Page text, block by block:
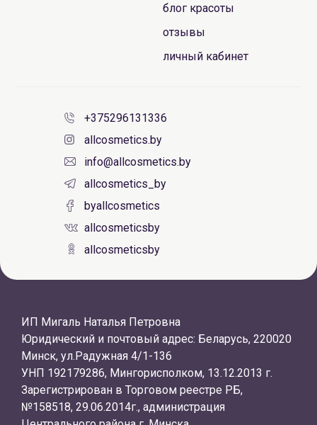
блог красоты
отзывы
личный кабинет
+375296131336
allcosmetics.by
info@allcosmetics.by
allcosmetics_by
byallcosmetics
allcosmeticsby
allcosmeticsby
ИП Мигаль Наталья Петровна
Юридический и почтовый адрес: Беларусь, 220020
Минск, ул.Радужная 4/1-136
УНП 192179286, Мингорисполком, 13.12.2013 г.
Зарегистрирован в Торговом реестре РБ,
№158518, 29.06.2014г., администрация